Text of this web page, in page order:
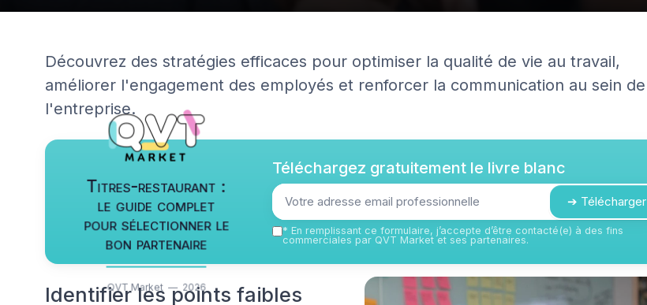
Découvrez des stratégies efficaces pour optimiser la qualité de vie au travail,
améliorer l'engagement des employés et renforcer la communication au sein de
l'entreprise.
Titres-restaurant :
le guide complet
pour sélectionner le
bon partenaire
QVT Market — 2026
Téléchargez gratuitement le livre blanc
➔ Télécharger
* En remplissant ce formulaire, j’accepte d’être contacté(e) à des fins
commerciales par QVT Market et ses partenaires.
Identifier les points faibles